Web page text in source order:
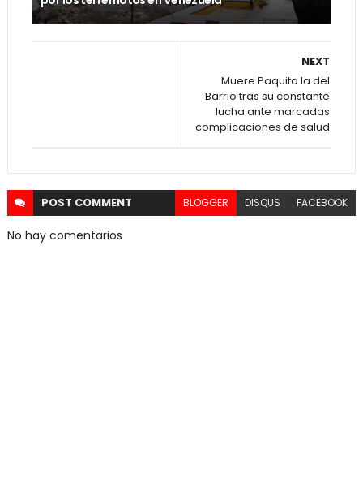
NEXT
Muere Paquita la del
Barrio tras su constante
lucha ante marcadas
complicaciones de salud
POST COMMENT BLOGGER DISQUS FACEBOOK
No hay comentarios